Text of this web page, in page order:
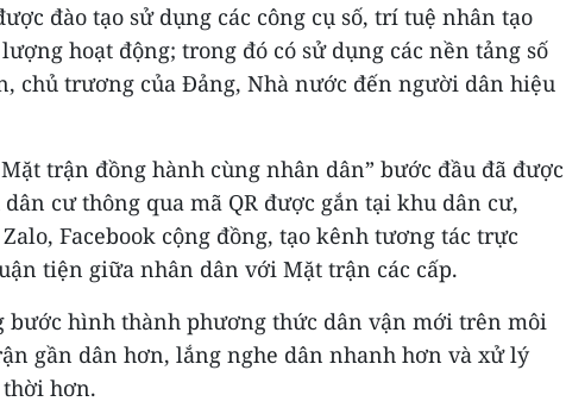
đào tạo sử dụng các công cụ số, trí tuệ nhân tạo
hoạt động; trong đó có sử dụng các nền tảng số
chủ trương của Đảng, Nhà nước đến người dân hiệu
trận đồng hành cùng nhân dân” bước đầu đã được
cư thông qua mã QR được gắn tại khu dân cư,
Facebook cộng đồng, tạo kênh tương tác trực
tiện giữa nhân dân với Mặt trận các cấp.
bước hình thành phương thức dân vận mới trên môi
gần dân hơn, lắng nghe dân nhanh hơn và xử lý
hơn.